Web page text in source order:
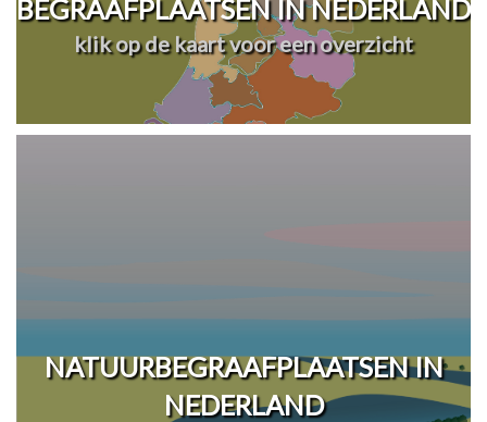
BEGRAAFPLAATSEN IN NEDERLAND
klik op de kaart voor een overzicht
NATUURBEGRAAFPLAATSEN IN
NEDERLAND